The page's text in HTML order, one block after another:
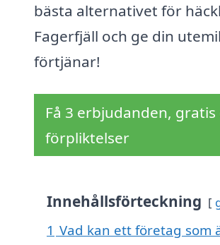
bästa alternativet för
Fagerfjäll och ge din
förtjänar!
Få 3 erbjudanden,
förpliktelser
Innehållsförteckning
1 Vad kan ett företag som